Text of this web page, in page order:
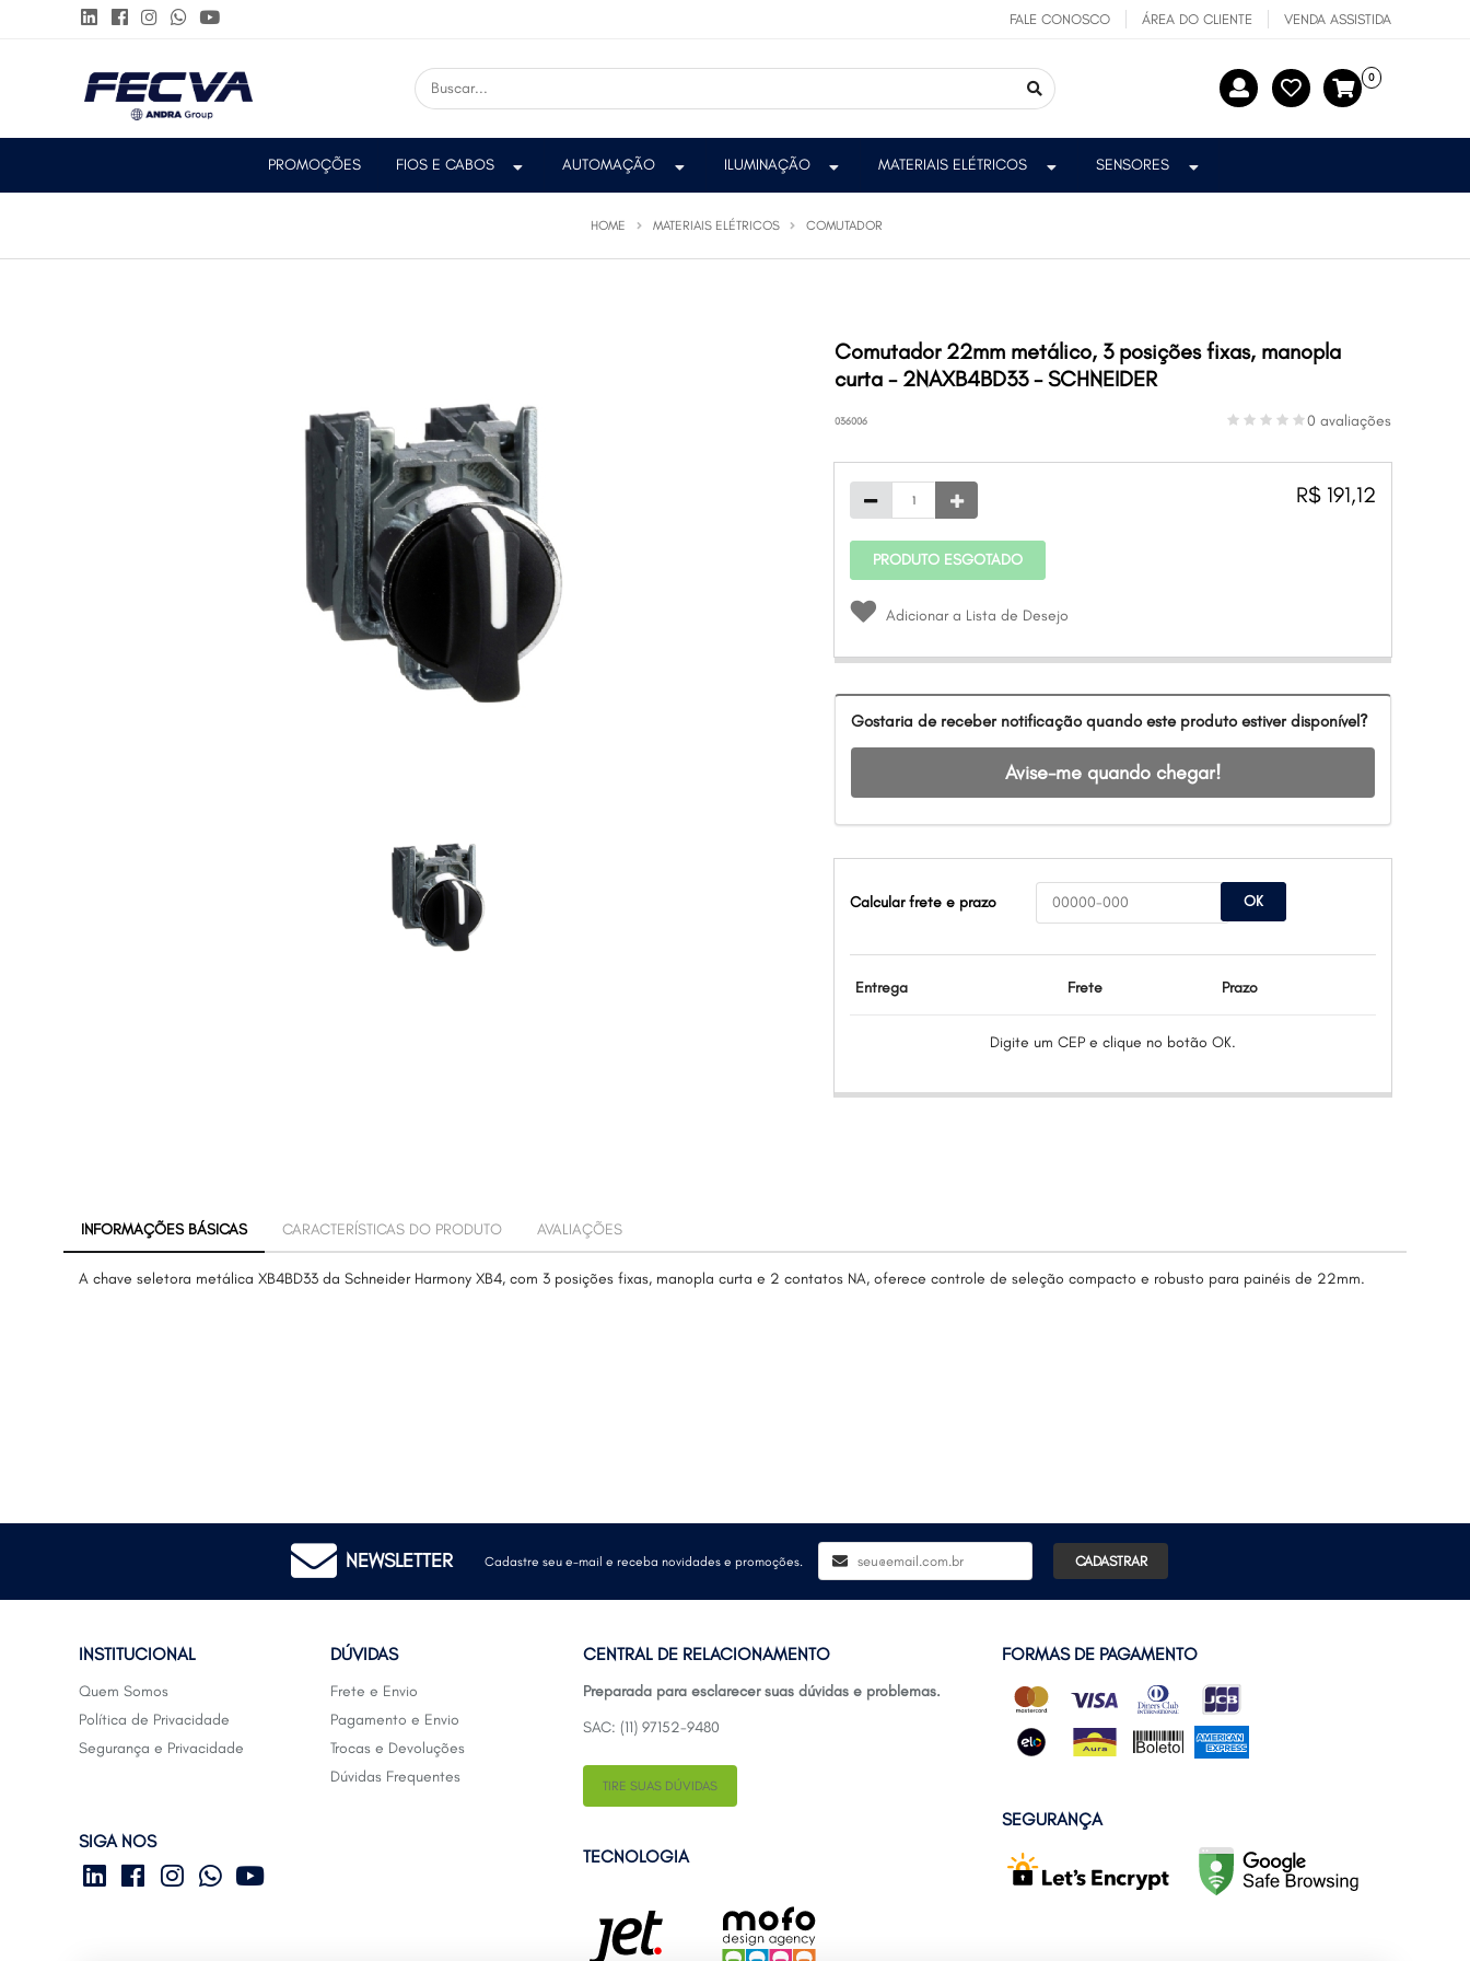
FALE CONOSCO ÁREA DO CLIENTE VENDA ASSISTIDA
0
PROMOÇÕES FIOS E CABOS AUTOMAÇÃO ILUMINAÇÃO MATERIAIS ELÉTRICOS SENSORES
HOME MATERIAIS ELÉTRICOS COMUTADOR
Comutador 22mm metálico, 3 posições fixas, manopla
curta - 2NAXB4BD33 - SCHNEIDER
036006 0 avaliações
R$ 191,12
PRODUTO ESGOTADO
Adicionar a Lista de Desejo
Gostaria de receber notificação quando este produto estiver disponível?
Avise-me quando chegar!
Calcular frete e prazo OK
Entrega Frete Prazo
Digite um CEP e clique no botão OK.
INFORMAÇÕES BÁSICAS CARACTERÍSTICAS DO PRODUTO AVALIAÇÕES
A chave seletora metálica XB4BD33 da Schneider Harmony XB4, com 3 posições fixas, manopla curta e 2 contatos NA, oferece controle de seleção compacto e robusto para painéis de 22mm.
NEWSLETTER Cadastre seu e-mail e receba novidades e promoções. CADASTRAR
INSTITUCIONAL
Quem Somos
Política de Privacidade
Segurança e Privacidade
DÚVIDAS
Frete e Envio
Pagamento e Envio
Trocas e Devoluções
Dúvidas Frequentes
SIGA NOS
CENTRAL DE RELACIONAMENTO
Preparada para esclarecer suas dúvidas e problemas.
SAC: (11) 97152-9480
TIRE SUAS DÚVIDAS
TECNOLOGIA
FORMAS DE PAGAMENTO
SEGURANÇA